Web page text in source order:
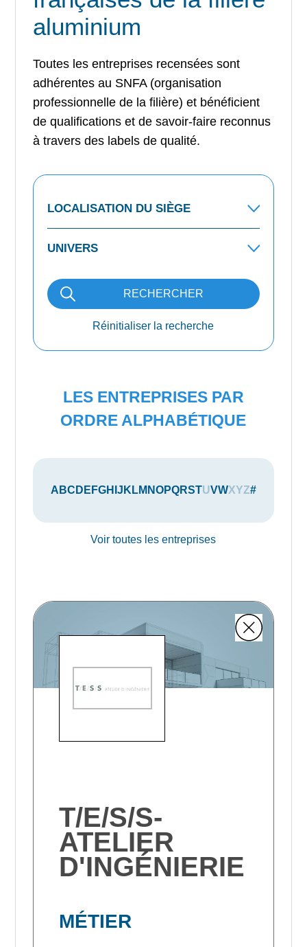
aluminium
Toutes les entreprises recensées sont
adhérentes au SNFA (organisation
professionnelle de la filière) et bénéficient
de qualifications et de savoir-faire reconnus
à travers des labels de qualité.
RECHERCHER
Réinitialiser la recherche
LES ENTREPRISES PAR
ORDRE ALPHABÉTIQUE
A BC D E FGH J K LM NOPQRSTUVWXYZ#
Voir toutes les entreprises
T/E/S/S-
ATELIER
D'INGÉNIERIE
MÉTIER